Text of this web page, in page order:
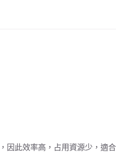
因此效率高，占用資源少，適